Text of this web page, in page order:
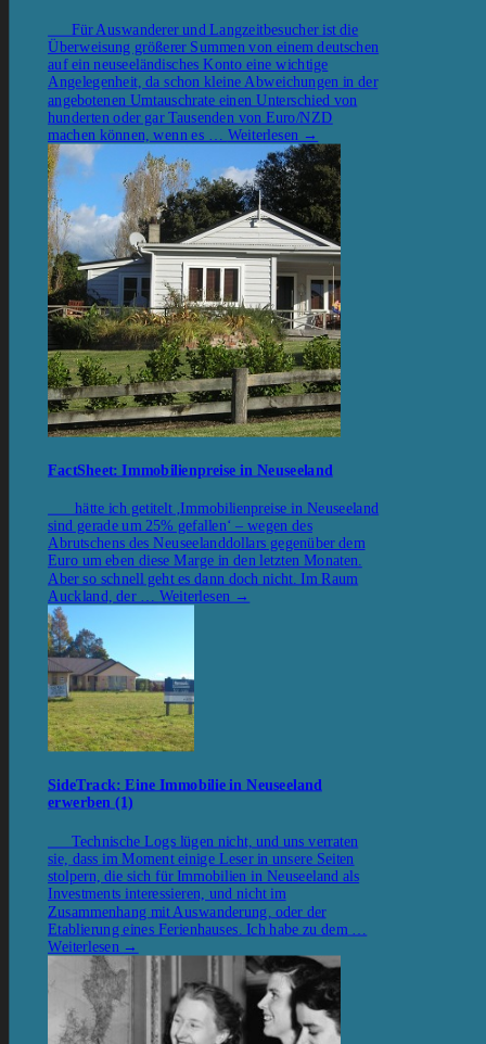
Für Auswanderer und Langzeitbesucher ist die
Überweisung größerer Summen von einem deutschen
auf ein neuseeländisches Konto eine wichtige
Angelegenheit, da schon kleine Abweichungen in der
angebotenen Umtauschrate einen Unterschied von
hunderten oder gar Tausenden von Euro/NZD
machen können, wenn es … Weiterlesen →
FactSheet: Immobilienpreise in Neuseeland
hätte ich getitelt ‚Immobilienpreise in Neuseeland
sind gerade um 25% gefallen‘ – wegen des
Abrutschens des Neuseelanddollars gegenüber dem
Euro um eben diese Marge in den letzten Monaten.
Aber so schnell geht es dann doch nicht. Im Raum
Auckland, der … Weiterlesen →
SideTrack: Eine Immobilie in Neuseeland
erwerben (1)
Technische Logs lügen nicht, und uns verraten
sie, dass im Moment einige Leser in unsere Seiten
stolpern, die sich für Immobilien in Neuseeland als
Investments interessieren, und nicht im
Zusammenhang mit Auswanderung, oder der
Etablierung eines Ferienhauses. Ich habe zu dem …
Weiterlesen →